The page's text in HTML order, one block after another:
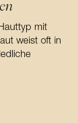
mit
weist oft in